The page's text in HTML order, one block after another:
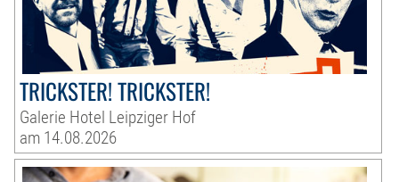
TRICKSTER! TRICKSTER!
Galerie Hotel Leipziger Hof
am 14.08.2026